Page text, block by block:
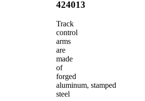
424013
Track
control
arms
are
made
of
forged
aluminum, stamped
steel